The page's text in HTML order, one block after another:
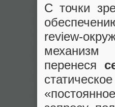
С точки
review-
механизм
перенеся